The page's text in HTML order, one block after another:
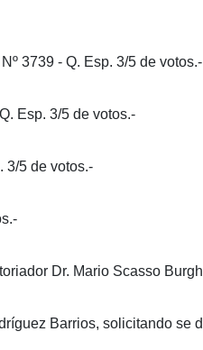
3739 - Q. Esp. 3/5 de votos.-
Esp. 3/5 de votos.-
3/5 de votos.-
Dr. Mario Scasso
Barrios, solicitando se